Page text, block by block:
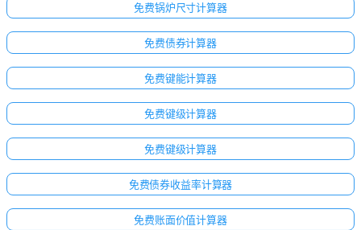
问
提
出
您
的
第
一
个
问
题
免费锅炉尺寸计算器
免费债券计算器
免费键能计算器
免费键级计算器
免费键级计算器
免费债券收益率计算器
免费账面价值计算器